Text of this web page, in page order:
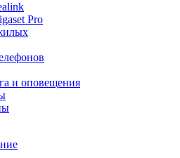
Pro
и оповещения